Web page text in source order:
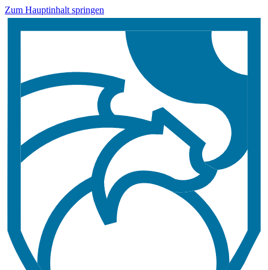
Zum Hauptinhalt springen